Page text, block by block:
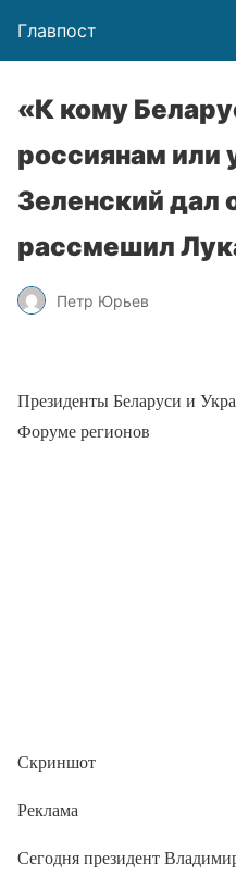
Главпост
«К кому
россиянам или
Зеленский дал
рассмешил
Петр Юрьев
Президенты Беларуси и
Форуме регионов
Скриншот
Реклама
Сегодня президент